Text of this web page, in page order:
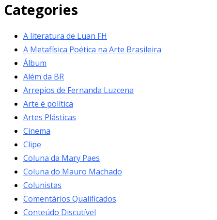
Categories
A literatura de Luan FH
A Metafísica Poética na Arte Brasileira
Álbum
Além da BR
Arrepios de Fernanda Luzcena
Arte é política
Artes Plásticas
Cinema
Clipe
Coluna da Mary Paes
Coluna do Mauro Machado
Colunistas
Comentários Qualificados
Conteúdo Discutível